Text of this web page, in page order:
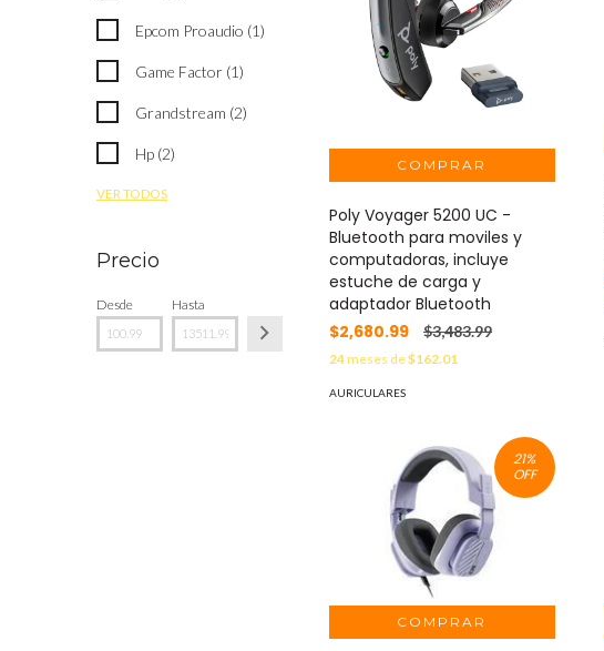
Epcom Proaudio (1)
Game Factor (1)
Grandstream (2)
Hp (2)
VER TODOS
Precio
Desde Hasta
Poly Voyager 5200 UC -
Bluetooth para moviles y
computadoras, incluye
estuche de carga y
adaptador Bluetooth
$2,680.99
$3,483.99
24meses de$162.01
AURICULARES
21%
OFF